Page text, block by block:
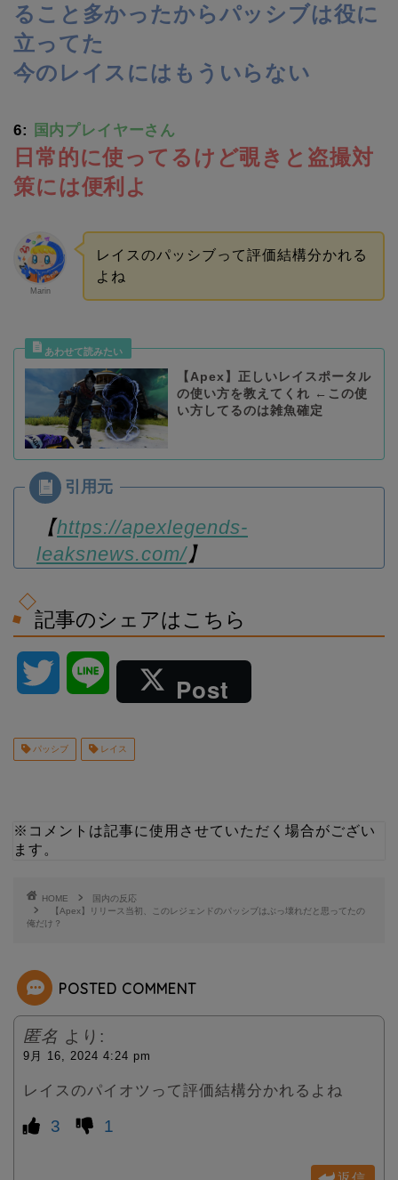
ること多かったからパッシブは役に
立ってた
今のレイスにはもういらない
6: 国内プレイヤーさん
日常的に使ってるけど覗きと盗撮対
策には便利よ
Marin
レイスのパッシブって評価結構分かれる
よね
【Apex】正しいレイスポータル
の使い方を教えてくれ ←この使
い方してるのは雑魚確定
【https://apexlegends-
leaksnews.com/】
記事のシェアはこちら
i n
Post
パッシブ レイス
※コメントは記事に使用させていただく場合がござい
ます。
HOME
国内の反応
【Apex】リリース当初、このレジェンドのパッシブはぶっ壊れだと思ってたの
俺だけ？
POSTED COMMENT
匿名 より:
9月 16, 2024 4:24 pm
レイスのパイオツって評価結構分かれるよね
3 1